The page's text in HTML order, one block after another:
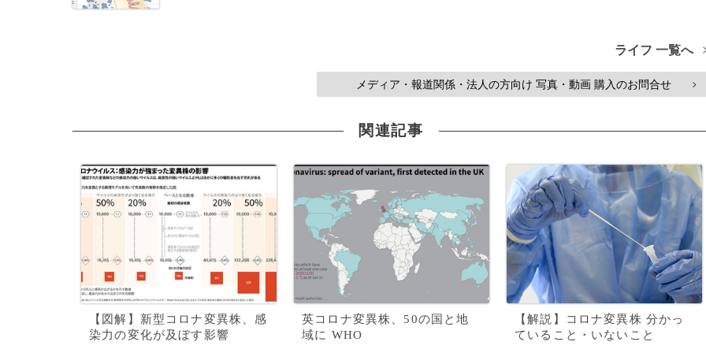
ライフ 一覧へ
メディア・報道関係・法人の方向け 写真・動画 購入のお問合せ >
関連記事
【図解】新型コロナ変異株、感
染力の変化が及ぼす影響
英コロナ変異株、50の国と地
域に WHO
【解説】コロナ変異株 分かっ
ていること・いないこと